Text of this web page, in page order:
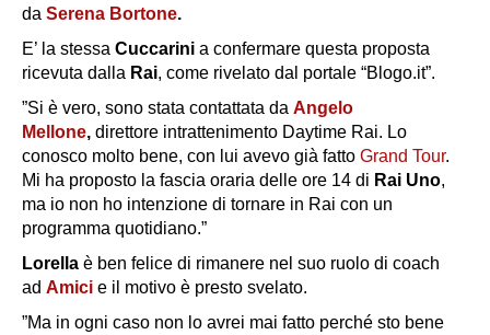
da Serena Bortone.
E’ la stessa Cuccarini a confermare questa proposta
ricevuta dalla Rai, come rivelato dal portale “Blogo.it”.
”Si è vero, sono stata contattata da Angelo
Mellone, direttore intrattenimento Daytime Rai. Lo
conosco molto bene, con lui avevo già fatto Grand Tour.
Mi ha proposto la fascia oraria delle ore 14 di Rai Uno,
ma io non ho intenzione di tornare in Rai con un
programma quotidiano.”
Lorella è ben felice di rimanere nel suo ruolo di coach
ad Amici e il motivo è presto svelato.
”Ma in ogni caso non lo avrei mai fatto perché sto bene